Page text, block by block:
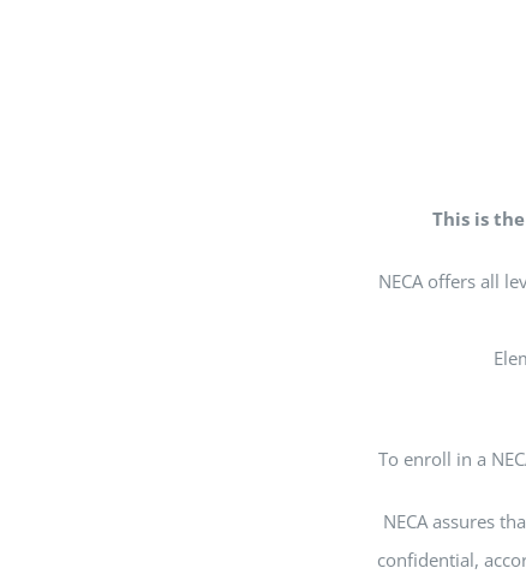
This is
NECA offers all
To enroll in a
NECA assures
confidential,